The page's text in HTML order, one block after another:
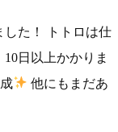
した！ トトロは仕
日以上かかりま
他にもまだあ